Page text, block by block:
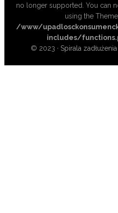
no longer supported. You can
using the
/www/
includes/
© 2023 ·Spirala zadłużenia